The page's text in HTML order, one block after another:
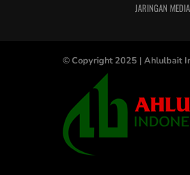
JARINGAN MEDIA
© Copyright 2025 | Ahlulbait